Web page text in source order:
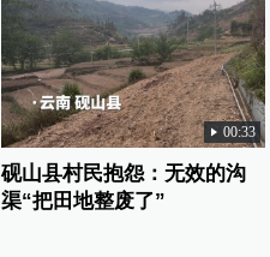
00:33
砚山县村民抱怨：无效的沟
渠“把田地整废了”